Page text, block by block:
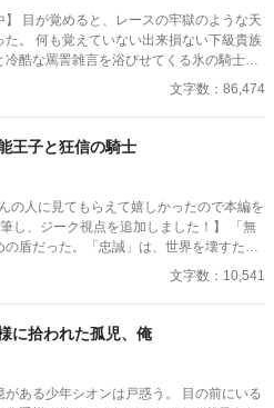
】 目が覚めると、レースの牢獄のような天
た。 何も覚えていない出来損ない下級貴族
冷酷な罵詈雑言を浴びせてくる氷の騎士セ
ら始まる、２人のファンタジー貴族ラブコ
です。 ハッピーエンドです。 激重感情を
がお好きな同志の方、どうぞよろしくお
そのうち統合するかもしれません。 初めて
かっておらず、何かおかしなことをしで
読んでくださった
エピソードが私の中でいくつかあるので
文字数：86,474
王子と狂信の騎士
の人に見てもらえて嬉しかったので本編を
、ジーク視点を追加しました！】 「無
盾だった。「忠誠」は、世界を壊すため
けてきた。彼の正体を知るのは、幼少期
せられたことで、セシルの計画は崩壊す
明日には首を刎ねられる絶望の夜。セシル
になれ」と最後の命令を下す。だが、返
ークの瞳に宿る昏い情熱だった。 忠誠を
文字数：10,541
に拾われた孤児、俺
がある少年シオンは戸惑う。 目の前にいる